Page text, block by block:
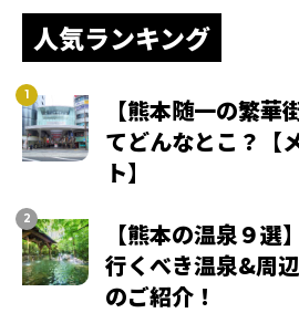
人気ランキング
【熊本随一の繁華
てどんなとこ？【
ト】
【熊本の温泉９選
行くべき温泉&周
のご紹介！